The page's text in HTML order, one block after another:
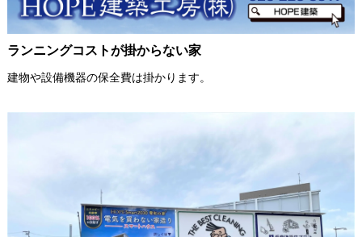
ランニングコストが掛からない家
建物や設備機器の保全費は掛かります。